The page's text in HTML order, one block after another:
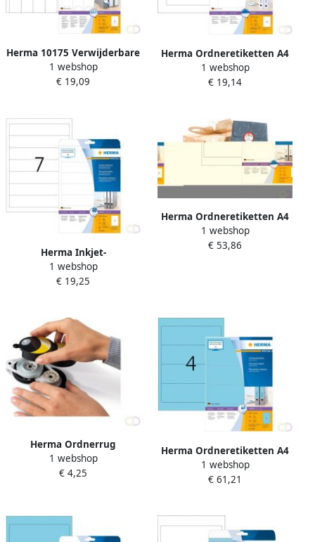
Herma 10175 Verwijderbare
ordneretiketten A4 38 x 297
mm wit ondoorzichtig
1 webshop
€ 19,09
Herma Ordneretiketten A4
157 x 61 mm voor A5-
ordners wit ondoorzichtig
1 webshop
€ 19,14
Herma Inkjet-
ordneretiketten A4 192 x 38
mm wit permanent
1 webshop
€ 19,25
Herma Ordneretiketten A4
192 x 59 mm wit
ondoorzichtig permanent
1 webshop
€ 53,86
Herma Ordnerrug
jaargetallen 2013 wit
1 webshop
€ 4,25
Herma Ordneretiketten A4
192 x 61 mm blauw
permanent hechtend
1 webshop
€ 61,21